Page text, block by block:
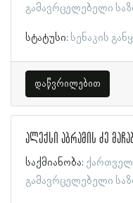
გამავრცელებელი
სტატუსი: სენაკის
დაწვრილებით
ალექსი აბრამის ძე
საქმიანობა:
გამავრცელებელი